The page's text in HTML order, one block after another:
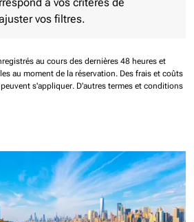
à vos critères de
vos filtres.
au cours des dernières 48 heures et
au moment de la réservation. Des frais et coûts
s'appliquer. D'autres termes et conditions